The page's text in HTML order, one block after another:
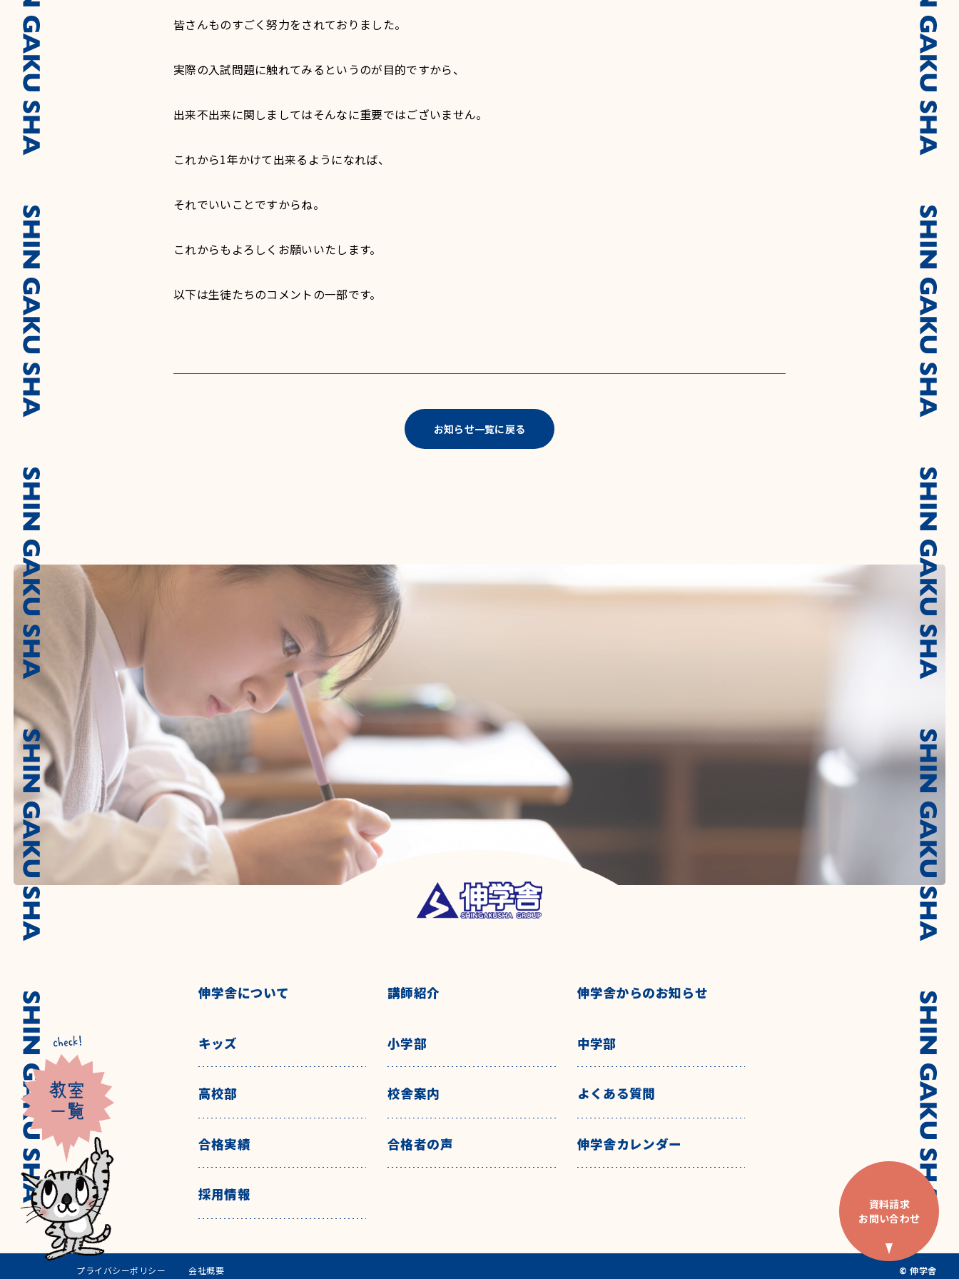
資料請求
お問い合わせ
皆さんものすごく努力をされておりました。
実際の入試問題に触れてみるというのが目的ですから、
出来不出来に関しましてはそんなに重要ではございません。
これから1年かけて出来るようになれば、
それでいいことですからね。
これからもよろしくお願いいたします。
以下は生徒たちのコメントの一部です。
お知らせ一覧に戻る
伸学舎について 講師紹介 伸学舎からのお知らせ
キッズ 小学部 中学部
高校部 校舎案内 よくある質問
合格実績 合格者の声 伸学舎カレンダー
採用情報
プライバシーポリシー 会社概要 © 伸学舎